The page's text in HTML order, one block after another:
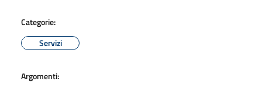
Categorie:
Servizi
Argomenti: